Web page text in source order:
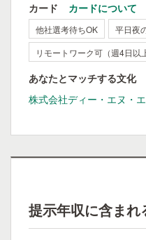
カード カードについて
他社選考待ちOK 平日夜
リモートワーク可（週4日以
あなたとマッチする文化
株式会社ディー・エヌ・
提示年収に含まれ